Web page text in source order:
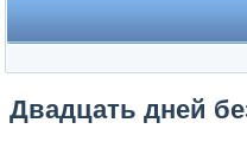
Двадцать дней